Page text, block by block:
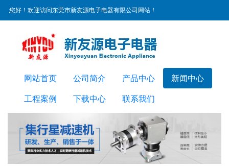
您好！欢迎访问东莞市新友源电子电器有限公司网站！
服务热线：
网站首页 公司简介 产品中心
新闻中心
工程案例
下载中心 联系我们